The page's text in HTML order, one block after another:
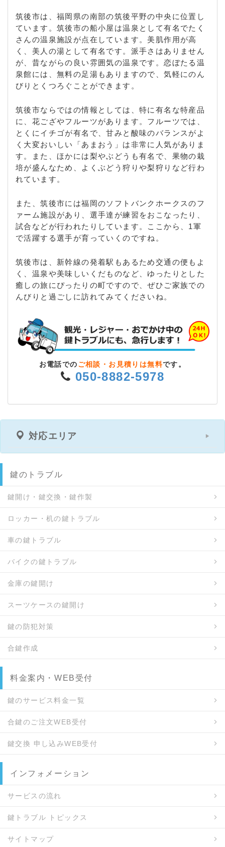
筑後市は、福岡県の南部の筑後平野の中央に位置し
ています。筑後市の船小屋は温泉として有名でたく
さんの温泉施設が点在しています。美肌作用が高
く、美人の湯として有名です。派手さはありません
が、昔ながらの良い雰囲気の温泉です。恋ぼたる温
泉館には、無料の足湯もありますので、気軽にのん
びりとくつろぐことができます。
筑後市ならではの情報としては、特に有名な特産品
に、花ござやフルーツがあります。フルーツでは、
とくにイチゴが有名で、甘みと酸味のバランスがよ
く大変おいしい「あまおう」は非常に人気がありま
す。また、ほかには梨やぶどうも有名で、果物の栽
培が盛んなため、よくぶどう狩りや梨狩りなど行わ
れています。
また、筑後市には福岡のソフトバンクホークスのフ
ァーム施設があり、選手達が練習をおこなったり、
試合などが行われたりしています。ここから、1軍
で活躍する選手が育っていくのですね。
筑後市は、新幹線の発着駅もあるため交通の便もよ
く、温泉や美味しいくだものなど、ゆったりとした
癒しの旅にぴったりの町ですので、ぜひご家族での
んびりと過ごしに訪れてみてくださいね。
お電話での ご相談・お見積りは無料です。
050-8882-5978
対応エリア
鍵のトラブル
鍵開け・鍵交換・鍵作製
ロッカー・机の鍵トラブル
車の鍵トラブル
バイクの鍵トラブル
金庫の鍵開け
スーツケースの鍵開け
鍵の防犯対策
合鍵作成
料金案内・WEB受付
鍵のサービス料金一覧
合鍵のご注文WEB受付
鍵交換 申し込みWEB受付
インフォメーション
サービスの流れ
鍵トラブル トピックス
サイトマップ